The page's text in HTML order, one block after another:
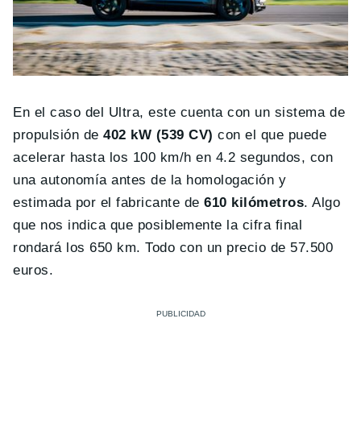
En el caso del Ultra, este cuenta con un sistema de
propulsión de402 kW (539 CV) con el que puede
acelerar hasta los 100 km/h en 4.2 segundos, con
una autonomía antes de la homologación y
estimada por el fabricante de610 kilómetros. Algo
que nos indica que posiblemente la cifra final
rondará los 650 km. Todo con un precio de 57.500
euros.